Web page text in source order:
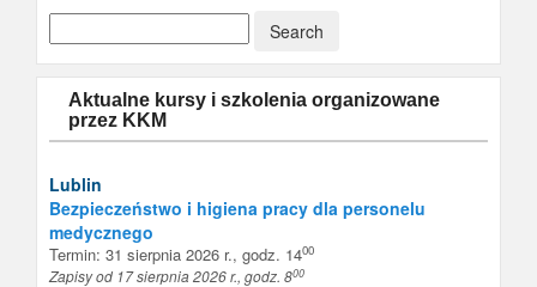
Aktualne kursy i szkolenia organizowane
przez KKM
Lublin
Bezpieczeństwo i higiena pracy dla personelu
medycznego
Termin: 31 sierpnia 2026 r., godz. 1400
Zapisy od 17 sierpnia 2026 r., godz. 800